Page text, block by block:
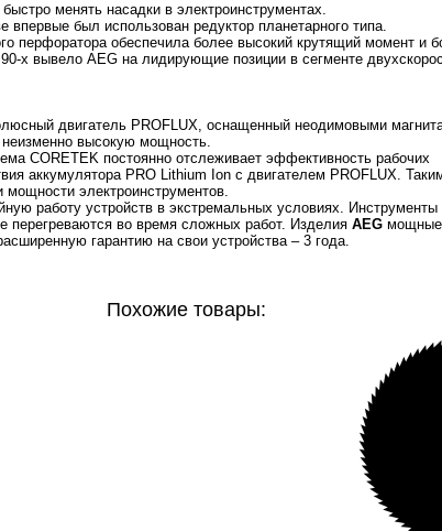
менять насадки в электроинструментах.
впервые был использован редуктор планетарного типа.
перфоратора обеспечила более высокий крутящий момент и
х вывело AEG на лидирующие позиции в сегменте
двигатель PROFLUX, оснащенный неодимовыми
неизменно высокую мощность.
CORETEK постоянно отслеживает эффективность рабочих
аккумулятора PRO Lithium Ion с двигателем PROFLUX.
мощности электроинструментов.
работу устройств в экстремальных условиях. Инструменты
во время сложных работ. Изделия AEG
гарантию на свои устройства – 3 года.
Похожие товары: